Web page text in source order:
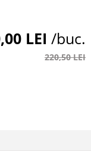
LEI /buc.
220,50 LEI